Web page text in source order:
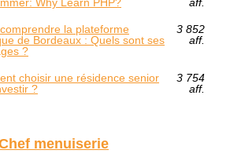
la plateforme
de Bordeaux : Quels sont ses
?
3 852
aff.
choisir une résidence senior
?
3 754
aff.
menuiserie